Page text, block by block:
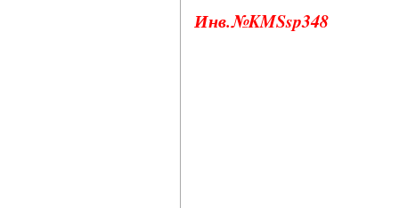
Инв.№KMSsp348